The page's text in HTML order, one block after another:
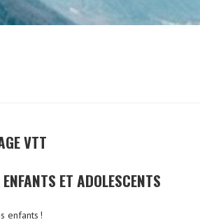
VTT
ET ADOLESCENTS
enfants !